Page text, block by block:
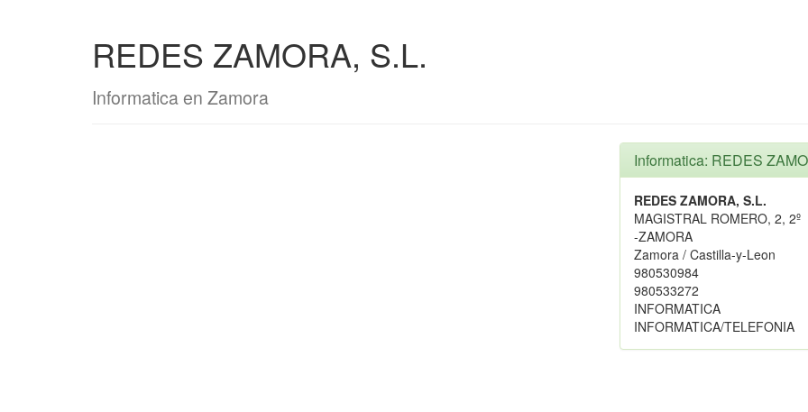
REDES ZAMORA, S.L.
Informatica en Zamora
Informatica: REDES
REDES ZAMORA, S.L.
MAGISTRAL ROMERO, 2, 2º
-ZAMORA
Zamora / Castilla-y-Leon
980530984
980533272
INFORMATICA
INFORMATICA/TELEFONIA